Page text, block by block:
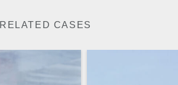
RELATED CASES